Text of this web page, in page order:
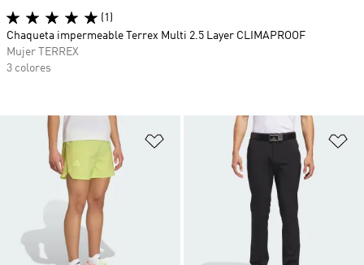
Añadir a la lista de deseos
(1)
Chaqueta impermeable Terrex Multi 2.5 Layer CLIMAPROOF
Mujer TERREX
3 colores